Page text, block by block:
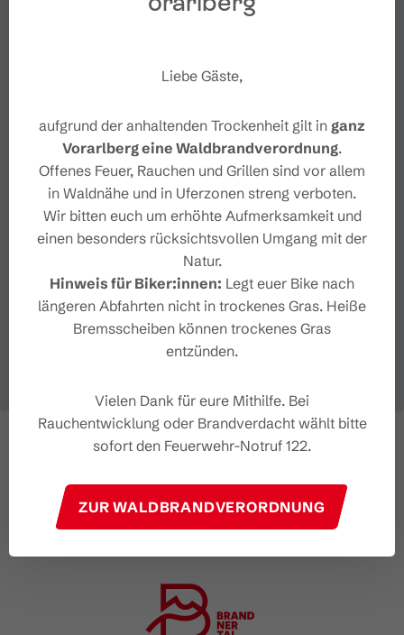
Liebe Gäste,
aufgrund der anhaltenden Trockenheit gilt in ganz
Vorarlberg eine Waldbrandverordnung.
Offenes Feuer, Rauchen und Grillen sind vor allem
in Waldnähe und in Uferzonen streng verboten.
Wir bitten euch um erhöhte Aufmerksamkeit und
einen besonders rücksichtsvollen Umgang mit der
Natur.
Hinweis für Biker:innen: Legt euer Bike nach
längeren Abfahrten nicht in trockenes Gras. Heiße
Bremsscheiben können trockenes Gras
entzünden.
Vielen Dank für eure Mithilfe. Bei
Rauchentwicklung oder Brandverdacht wählt bitte
sofort den Feuerwehr-Notruf 122.
ZUR WALDBRANDVERORDNUNG